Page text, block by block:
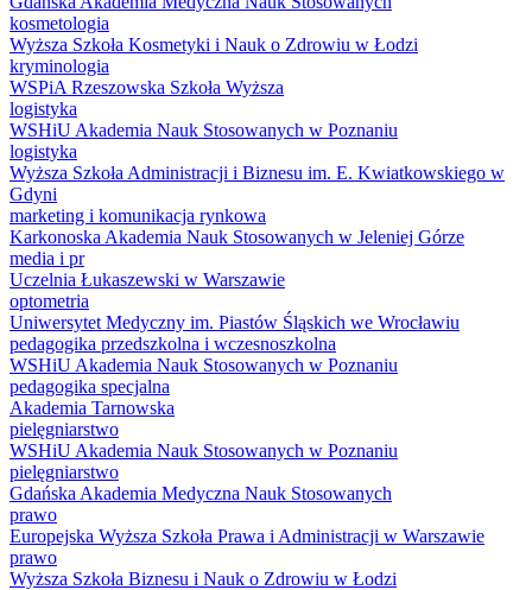
kosmetologia
Wyższa Szkoła Kosmetyki i Nauk o Zdrowiu w Łodzi
kryminologia
WSPiA Rzeszowska Szkoła Wyższa
logistyka
WSHiU Akademia Nauk Stosowanych w Poznaniu
logistyka
Wyższa Szkoła Administracji i Biznesu im. E. Kwiatkowskiego w
Gdyni
marketing i komunikacja rynkowa
Karkonoska Akademia Nauk Stosowanych w Jeleniej Górze
media i pr
Uczelnia Łukaszewski w Warszawie
optometria
Uniwersytet Medyczny im. Piastów Śląskich we Wrocławiu
pedagogika przedszkolna i wczesnoszkolna
WSHiU Akademia Nauk Stosowanych w Poznaniu
pedagogika specjalna
Akademia Tarnowska
pielęgniarstwo
WSHiU Akademia Nauk Stosowanych w Poznaniu
pielęgniarstwo
Gdańska Akademia Medyczna Nauk Stosowanych
prawo
Europejska Wyższa Szkoła Prawa i Administracji w Warszawie
prawo
Wyższa Szkoła Biznesu i Nauk o Zdrowiu w Łodzi